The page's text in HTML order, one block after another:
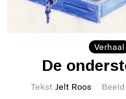
Verhaal
De
Tekst Jelt Roos Beeld